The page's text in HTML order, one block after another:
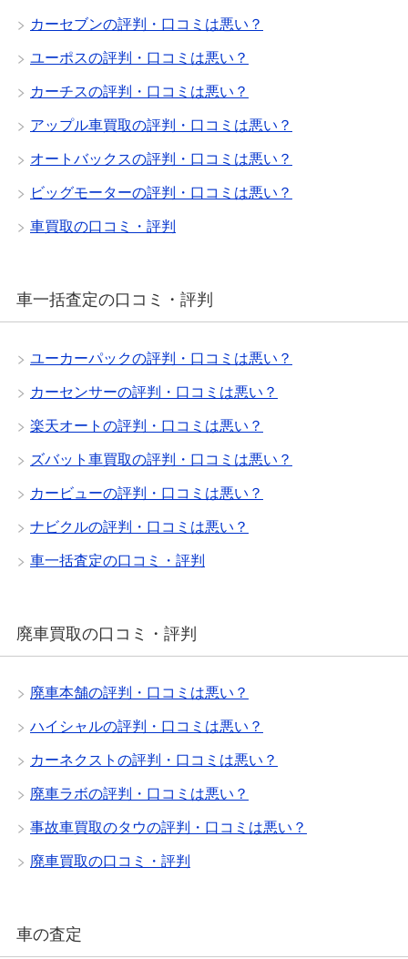
カーセブンの評判・口コミは悪い？
ユーポスの評判・口コミは悪い？
カーチスの評判・口コミは悪い？
アップル車買取の評判・口コミは悪い？
オートバックスの評判・口コミは悪い？
ビッグモーターの評判・口コミは悪い？
車買取の口コミ・評判
車一括査定の口コミ・評判
ユーカーパックの評判・口コミは悪い？
カーセンサーの評判・口コミは悪い？
楽天オートの評判・口コミは悪い？
ズバット車買取の評判・口コミは悪い？
カービューの評判・口コミは悪い？
ナビクルの評判・口コミは悪い？
車一括査定の口コミ・評判
廃車買取の口コミ・評判
廃車本舗の評判・口コミは悪い？
ハイシャルの評判・口コミは悪い？
カーネクストの評判・口コミは悪い？
廃車ラボの評判・口コミは悪い？
事故車買取のタウの評判・口コミは悪い？
廃車買取の口コミ・評判
車の査定